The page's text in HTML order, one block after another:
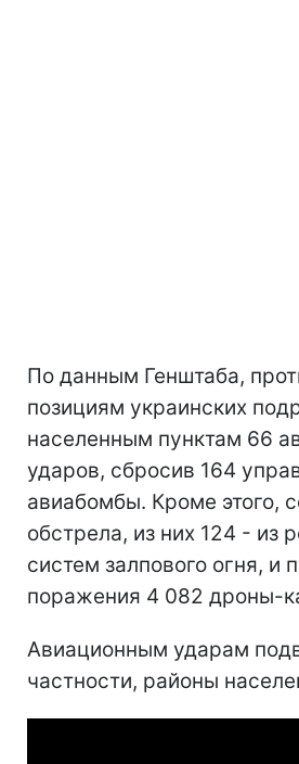
По данным Генштаба,
позициям украинских
населенным пунктам 66
ударов, сбросив 164
авиабомбы. Кроме этого,
обстрела, из них 124 - из
систем залпового огня, и
поражения 4 082 дроны-
Авиационным ударам
частности, районы